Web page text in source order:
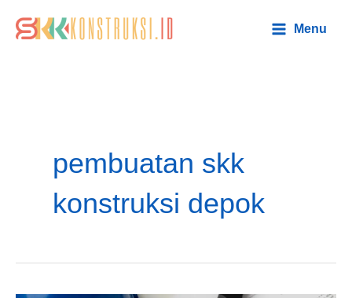
Menu
pembuatan skk
konstruksi depok